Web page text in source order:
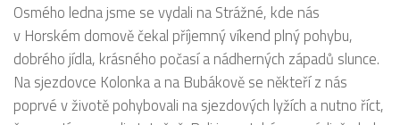
Osmého ledna jsme se vydali na Strážné, kde nás
v Horském domově čekal příjemný víkend plný pohybu,
dobrého jídla, krásného počasí a nádherných západů slunce.
Na sjezdovce Kolonka a na Bubákově se někteří z nás
poprvé v životě pohybovali na sjezdových lyžích a nutno říct,